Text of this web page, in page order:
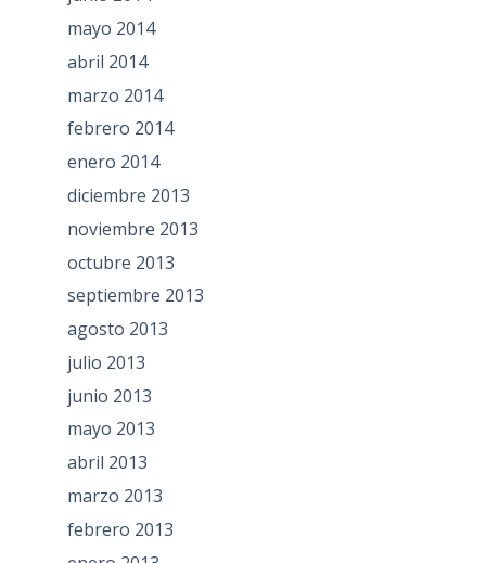
mayo 2014
abril 2014
marzo 2014
febrero 2014
enero 2014
diciembre 2013
noviembre 2013
octubre 2013
septiembre 2013
agosto 2013
julio 2013
junio 2013
mayo 2013
abril 2013
marzo 2013
febrero 2013